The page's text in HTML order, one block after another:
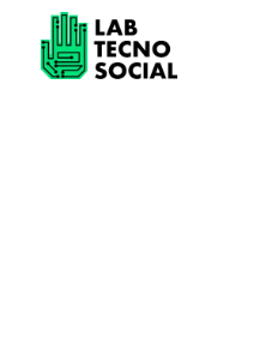
Saltar